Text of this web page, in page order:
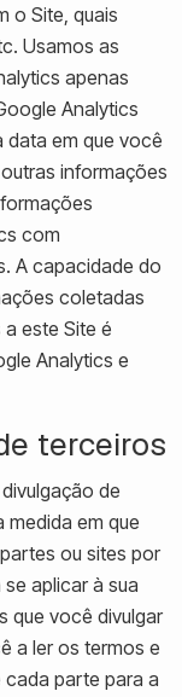
o Site, quais
Usamos as
apenas
Analytics
data em que você
informações
com
A capacidade do
coletadas
este Site é
Analytics e
terceiros
de
em que
ou sites por
aplicar à sua
que você divulgar
a ler os termos e
parte para a